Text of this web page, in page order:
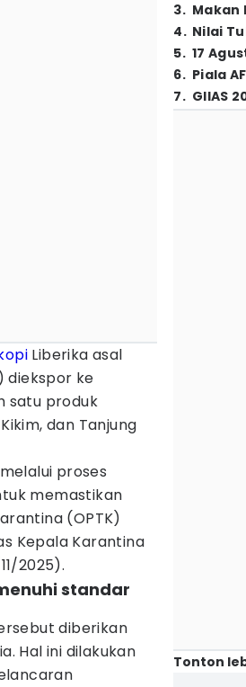
Liberika asal
) diekspor ke
satu produk
dan Tanjung
proses
memastikan
(OPTK)
Kepala Karantina
2025).
standar
diberikan
Hal ini dilakukan
3. Makan
4. Nilai
5. 17
6. Piala
7. GIIAS
Tonton